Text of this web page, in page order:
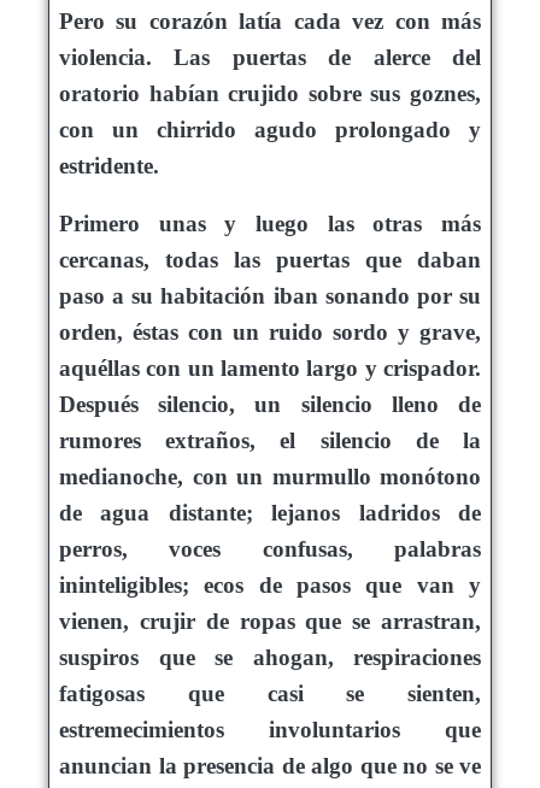
Pero su corazón latía cada vez con más
violencia. Las puertas de alerce del
oratorio habían crujido sobre sus goznes,
con un chirrido agudo prolongado y
estridente.
Primero unas y luego las otras más
cercanas, todas las puertas que daban
paso a su habitación iban sonando por su
orden, éstas con un ruido sordo y grave,
aquéllas con un lamento largo y crispador.
Después silencio, un silencio lleno de
rumores extraños, el silencio de la
medianoche, con un murmullo monótono
de agua distante; lejanos ladridos de
perros, voces confusas, palabras
ininteligibles; ecos de pasos que van y
vienen, crujir de ropas que se arrastran,
suspiros que se ahogan, respiraciones
fatigosas que casi se sienten,
estremecimientos involuntarios que
anuncian la presencia de algo que no se ve